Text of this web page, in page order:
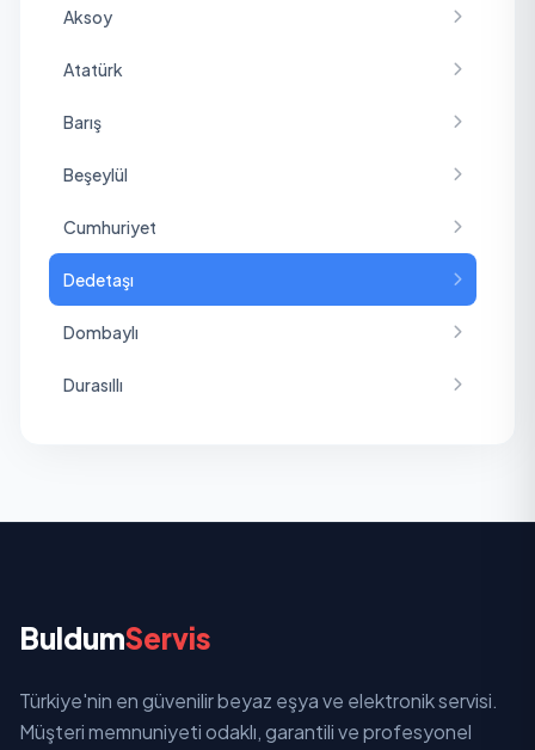
Aksoy
Atatürk
Barış
Beşeylül
Cumhuriyet
Dedetaşı
Dombaylı
Durasıllı
Hacıbektaşlı
Keli
BuldumServis
Türkiye'nin en güvenilir beyaz eşya ve elektronik servisi.
Müşteri memnuniyeti odaklı, garantili ve profesyonel